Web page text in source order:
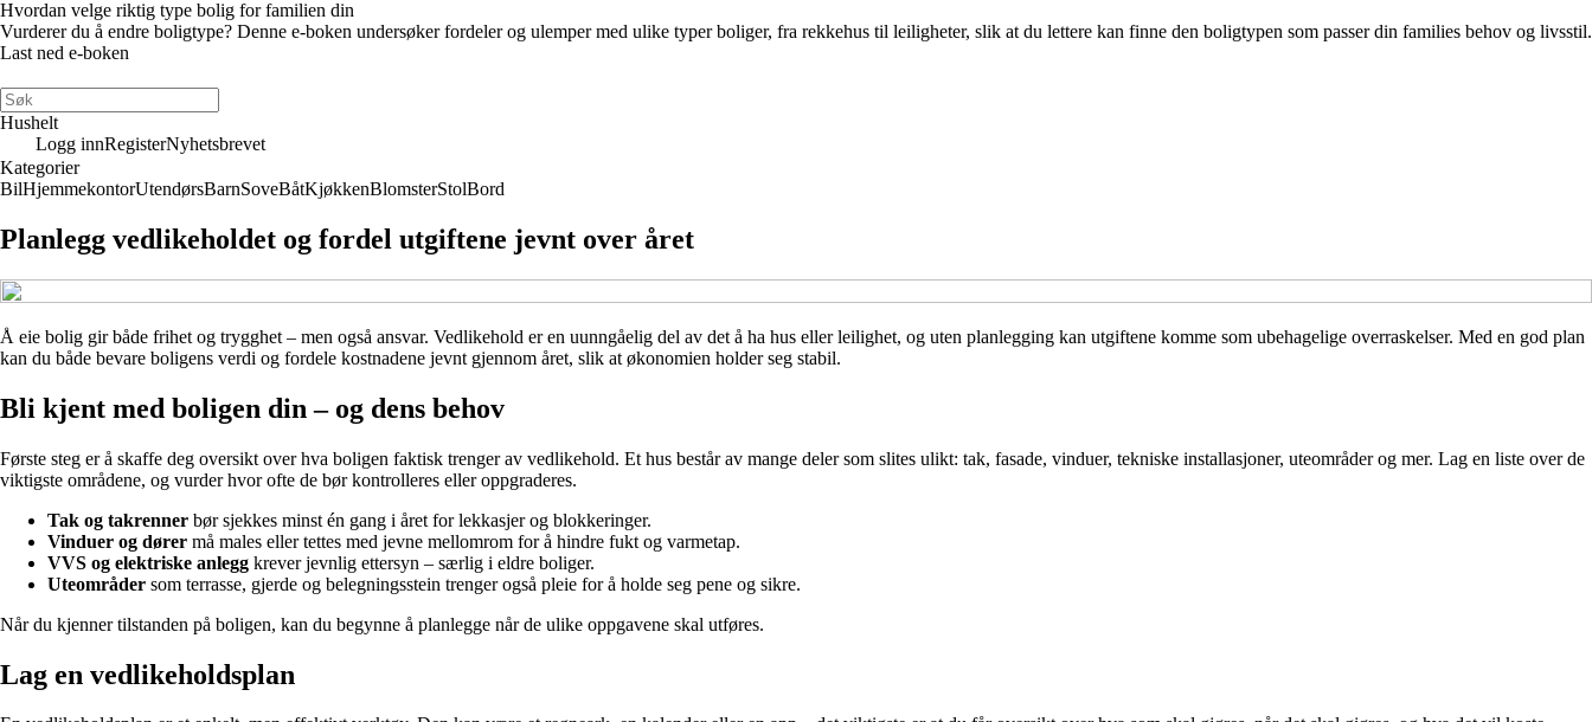
Hvordan velge riktig type bolig for familien din
Vurderer du å endre boligtype? Denne e-boken undersøker fordeler og ulemper med ulike typer boliger, fra rekkehus til leiligheter, slik at du lettere kan finne den boligtypen som passer din families behov og livsstil.
Last ned e-boken
Hushelt
Logg innRegisterNyhetsbrevet
Kategorier
BilHjemmekontorUtendørsBarnSoveBåtKjøkkenBlomsterStolBord
Planlegg vedlikeholdet og fordel utgiftene jevnt over året
Å eie bolig gir både frihet og trygghet – men også ansvar. Vedlikehold er en uunngåelig del av det å ha hus eller leilighet, og uten planlegging kan utgiftene komme som ubehagelige overraskelser. Med en god plan
kan du både bevare boligens verdi og fordele kostnadene jevnt gjennom året, slik at økonomien holder seg stabil.
Bli kjent med boligen din – og dens behov
Første steg er å skaffe deg oversikt over hva boligen faktisk trenger av vedlikehold. Et hus består av mange deler som slites ulikt: tak, fasade, vinduer, tekniske installasjoner, uteområder og mer. Lag en liste over de
viktigste områdene, og vurder hvor ofte de bør kontrolleres eller oppgraderes.
Tak og takrenner bør sjekkes minst én gang i året for lekkasjer og blokkeringer.
Vinduer og dører må males eller tettes med jevne mellomrom for å hindre fukt og varmetap.
VVS og elektriske anlegg krever jevnlig ettersyn – særlig i eldre boliger.
Uteområder som terrasse, gjerde og belegningsstein trenger også pleie for å holde seg pene og sikre.
Når du kjenner tilstanden på boligen, kan du begynne å planlegge når de ulike oppgavene skal utføres.
Lag en vedlikeholdsplan